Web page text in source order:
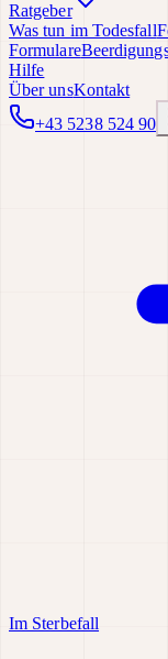
Ratgeber
Was tun im Todesfall
Formulare
Hilfe
Über unsKontakt
+43 5238 524 90
Im Sterbefall